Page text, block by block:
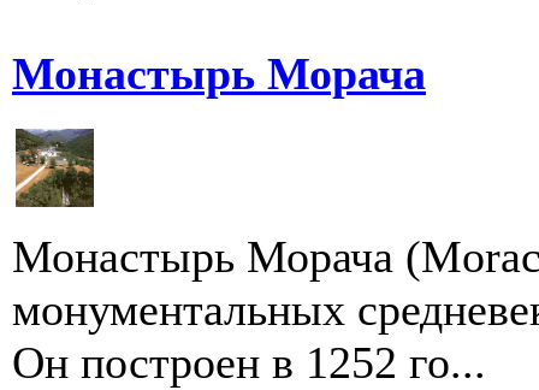
Монастырь Морача
Монастырь Морача
монументальных
Он построен в 1252 го...